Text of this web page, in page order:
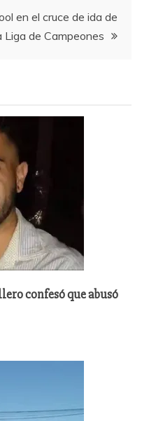
en el cruce de ida de
de Campeones
confesó que abusó